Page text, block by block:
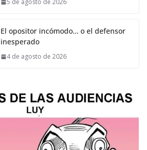
5 de agosto de 2026
El opositor incómodo… o el defensor
inesperado
4 de agosto de 2026